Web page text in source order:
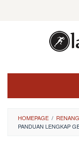
HOMEPAGE / RENANG
PANDUAN LENGKAP